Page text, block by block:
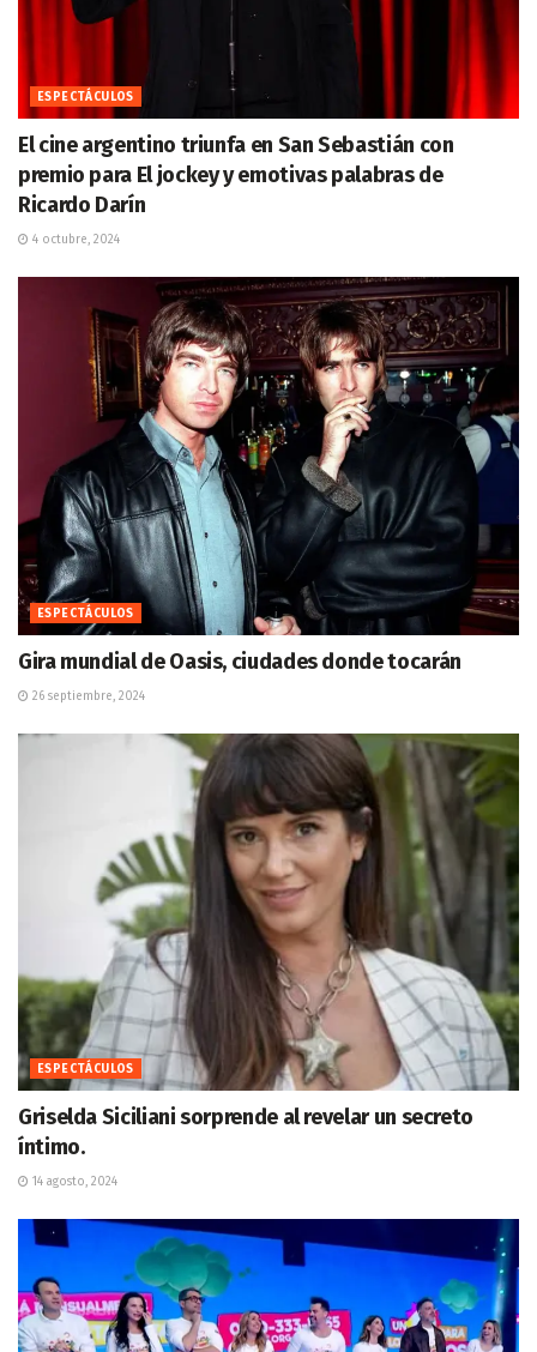
ESPECTÁCULOS
El cine argentino triunfa en San Sebastián con
premio para El jockey y emotivas palabras de
Ricardo Darín
4 octubre, 2024
ESPECTÁCULOS
Gira mundial de Oasis, ciudades donde tocarán
26 septiembre, 2024
ESPECTÁCULOS
Griselda Siciliani sorprende al revelar un secreto
íntimo.
14 agosto, 2024